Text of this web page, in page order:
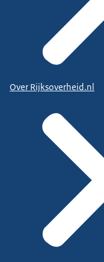
Over Rijksoverheid.nl